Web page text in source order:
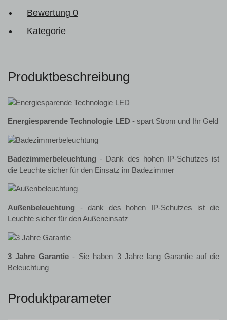
Bewertung 0
Kategorie
Produktbeschreibung
Energiesparende Technologie LED - spart Strom und Ihr Geld
Badezimmerbeleuchtung - Dank des hohen IP-Schutzes ist
die Leuchte sicher für den Einsatz im Badezimmer
Außenbeleuchtung - dank des hohen IP-Schutzes ist die
Leuchte sicher für den Außeneinsatz
3 Jahre Garantie - Sie haben 3 Jahre lang Garantie auf die
Beleuchtung
Produktparameter